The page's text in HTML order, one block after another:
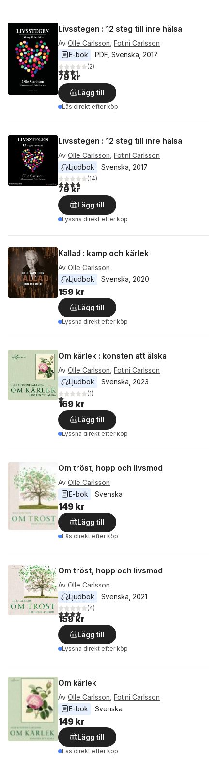
Livsstegen : 12 steg till inre hälsa
Av Olle Carlsson Fotiní Carlsson
E-bok
PDF Svenska 2017
3,5utav 5 stjärnor. Totalt antal röster:
(2)
79 kr
Lägg till
Läs direkt efter köp
Livsstegen : 12 steg till inre hälsa
Av Olle Carlsson Fotiní Carlsson
Ljudbok
Svenska 2017
3,8utav 5 stjärnor. Totalt antal röster:
(14)
79 kr
Lägg till
Lyssna direkt efter köp
Kallad : kamp och kärlek
Av Olle Carlsson
Ljudbok
Svenska 2020
159 kr
Lägg till
Lyssna direkt efter köp
Om kärlek : konsten att älska
Av Olle Carlsson Fotini Carlsson
Ljudbok
Svenska 2023
1,0utav 5 stjärnor. Totalt antal röster:
(1)
169 kr
Lägg till
Lyssna direkt efter köp
Om tröst, hopp och livsmod
Av Olle Carlsson
E-bok
Svenska
149 kr
Lägg till
Läs direkt efter köp
Om tröst, hopp och livsmod
Av Olle Carlsson
Ljudbok
Svenska 2021
4,0utav 5 stjärnor. Totalt antal röster:
(4)
159 kr
Lägg till
Lyssna direkt efter köp
Om kärlek
Av Olle Carlsson Fotini Carlsson
E-bok
Svenska
149 kr
Lägg till
Läs direkt efter köp